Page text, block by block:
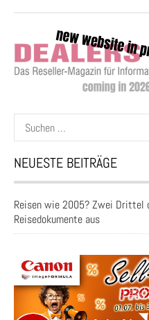
Suchen
nach:
NEUESTE BEITRÄGE
Reisen wie 2005? Zwei Drittel
Reisedokumente aus